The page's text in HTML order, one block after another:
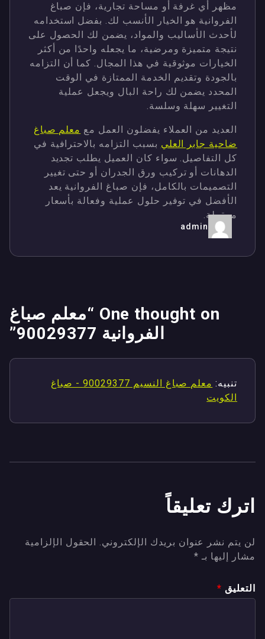
مظهر أي غرفة أو مساحة تجارية، فإن صباغ
الفروانية هو الخيار الأنسب لك. بفضل استخدامه
لأحدث الأساليب والمواد، يضمن لك الحصول على
نتيجة متميزة ومرضية، ما يجعله واحدًا من أكثر
الخيارات موثوقية في هذا المجال. كما أن التزامه
بالجودة وتقديم الخدمة الممتازة في الوقت
المحدد يضمن لك راحة البال ويجعل عملية
التغيير سهلة وسلسة.
العديد من العملاء يفضلون العمل معمعلم صباغ
ضاحية جابر العلي بسبب التزامه بالاحترافية في
كل التفاصيل. سواء كان العميل يطلب تجديد
الدهانات أو تركيب ورق الجدران أو حتى تغيير
التصميمات بالكامل، فإن صباغ الفروانية يعد
الأفضل في توفير حلول عملية وفعالة بأسعار
معقولة.
admin
One thought on “
معلم صباغ
الفروانية 90029377
”
تنبيه:
معلم صباغ النسيم 90029377 - صباغ
الكويت
اترك تعليقاً
لن يتم نشر عنوان بريدك الإلكتروني. الحقول الإلزامية
مشار إليها بـ*
التعليق*